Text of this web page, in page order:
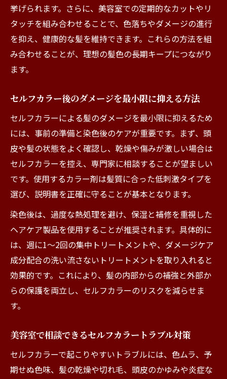
挙げられます。さらに、美容室での定期的なカットやリ
タッチを組み合わせることで、色落ちやダメージの進行
を抑え、健康的な髪を維持できます。これらの方法を組
み合わせることが、理想の髪色の長期キープにつながり
ます。
セルフカラー後のダメージを最小限に抑える方法
セルフカラーによる髪のダメージを最小限に抑えるため
には、事前の準備と染色後のケアが重要です。まず、頭
皮や髪の状態をよく確認し、乾燥や傷みが激しい場合は
セルフカラーを控え、専門家に相談することが望ましい
です。使用するカラー剤は髪質に合った低刺激タイプを
選び、説明書を正確に守ることが基本となります。
染色後は、過度な熱処理を避け、保湿と補修を重視した
ヘアケア製品を使用することが推奨されます。具体的に
は、週に1～2回の集中トリートメントや、ダメージケア
成分配合の洗い流さないトリートメントを取り入れると
効果的です。これにより、髪の内部からの補強と外部か
らの保護を両立し、セルフカラーのリスクを減らせま
す。
美容室で相談できるセルフカラートラブル対策
セルフカラーで起こりやすいトラブルには、色ムラ、予
期せぬ色味、髪の乾燥や切れ毛、頭皮のかゆみや炎症な